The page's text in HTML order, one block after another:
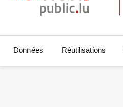
Données Réutilisations